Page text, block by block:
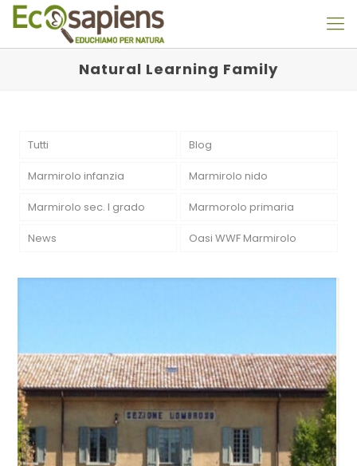
Natural Learning Family
Tutti Blog
Marmirolo infanzia Marmirolo nido
Marmirolo sec. I grado Marmorolo primaria
News Oasi WWF Marmirolo